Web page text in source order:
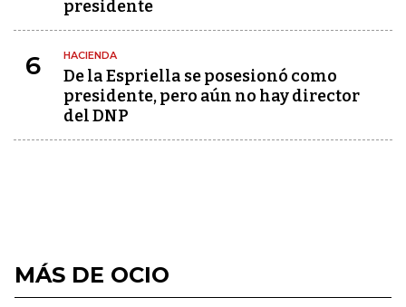
presidente
6 HACIENDA
De la Espriella se posesionó como
presidente, pero aún no hay director
del DNP
MÁS DE OCIO